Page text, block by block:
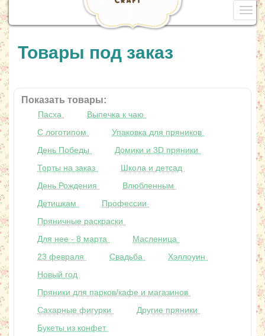
Товары под заказ
Показать товары:
Пасха
Выпечка к чаю
С логотипом
Упаковка для пряников
День Победы
Домики и 3D пряники
Торты на заказ
Школа и детсад
День Рождения
Влюбленным
Детишкам
Профессии
Пряничные раскраски
Для нее - 8 марта
Масленица
23 февраля
Свадьба
Хэллоуин
Новый год
Пряники для парков/кафе и магазинов
Сахарные фигурки
Другие пряники
Букеты из конфет